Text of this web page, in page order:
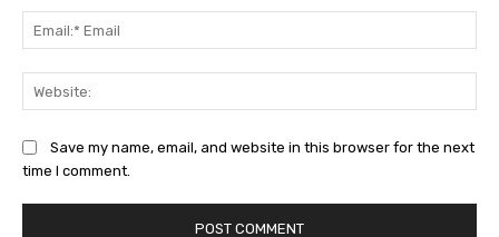
Save my name, email, and website in this browser for the next
time I comment.